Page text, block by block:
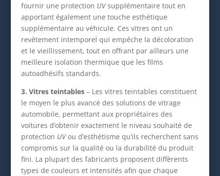
fournir une protection UVsupplémentaire tout en
apportant également une touche esthétique
supplémentaire au véhicule. Ces vitres ont un
revêtement intemporel qui empêche la décoloration
et le vieillissement, tout en offrant par ailleurs une
meilleure isolation thermique que les films
autoadhésifs standards.
3. Vitres teintables– Les vitres teintables constituent
le moyen le plus avancé des solutions de vitrage
automobile, permettant aux propriétaires des
voitures d’obtenir exactement le niveau souhaité de
protection UVou d’esthétisme qu’ils recherchent sans
compromis sur la qualité ou la durabilité du produit
fini. La plupart des fabricants proposent diffèrents
types de couleurs et intensités afin que chaque